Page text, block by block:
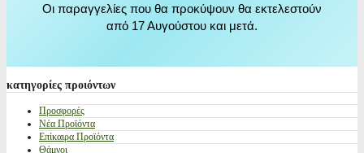
Οι παραγγελίες που θα προκύψουν θα εκτελεστούν
από 17 Αυγούστου και μετά.
κατηγορίες προιόντων
Προσφορές
Νέα Προϊόντα
Επίκαιρα Προϊόντα
Θάμνοι